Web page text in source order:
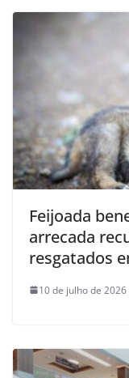
Feijoada
arrecada
resgatados
10 de julho de 2026